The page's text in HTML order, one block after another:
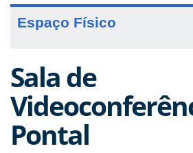
Espaço Físico
Sala de
Pontal